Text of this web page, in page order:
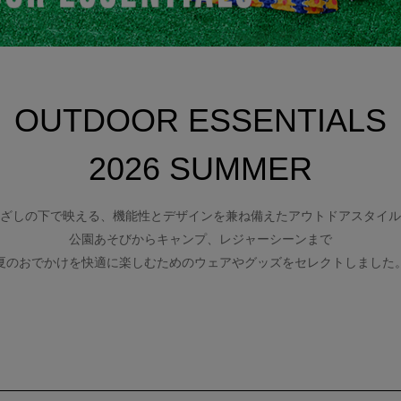
OUTDOOR ESSENTIALS
2026 SUMMER
しの下で映える、機能性とデザインを兼ね備えたアウトドアスタイ
公園あそびからキャンプ、レジャーシーンまで
のおでかけを快適に楽しむためのウェアやグッズをセレクトしました